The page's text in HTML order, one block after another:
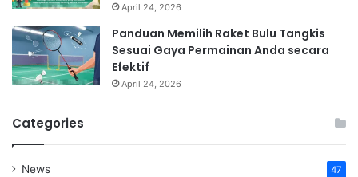
April 24, 2026
Panduan Memilih Raket Bulu Tangkis
Sesuai Gaya Permainan Anda secara
Efektif
April 24, 2026
Categories
News 47